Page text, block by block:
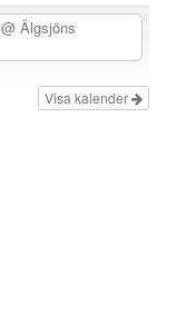
@ Älgsjöns
Visa kalender